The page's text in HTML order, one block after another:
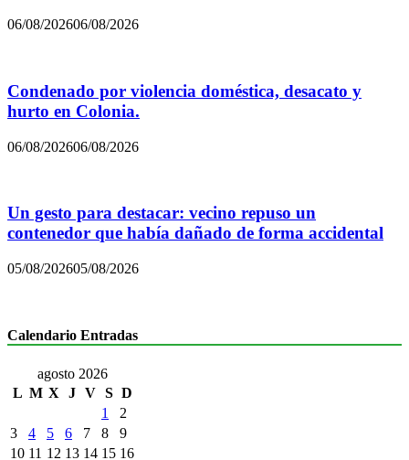
06/08/202606/08/2026
Condenado por violencia doméstica, desacato y
hurto en Colonia.
06/08/202606/08/2026
Un gesto para destacar: vecino repuso un
contenedor que había dañado de forma accidental
05/08/202605/08/2026
Calendario Entradas
agosto 2026
L M X J V S D
1
2
3
4 5 6 7 8
9
10 11 12 13 14 15 16